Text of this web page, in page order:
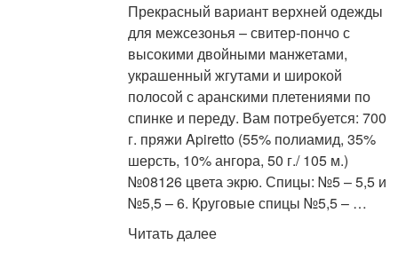
Прекрасный вариант верхней одежды
для межсезонья – свитер-пончо с
высокими двойными манжетами,
украшенный жгутами и широкой
полосой с аранскими плетениями по
спинке и переду. Вам потребуется: 700
г. пряжи Apiretto (55% полиамид, 35%
шерсть, 10% ангора, 50 г./ 105 м.)
№08126 цвета экрю. Спицы: №5 – 5,5 и
№5,5 – 6. Круговые спицы №5,5 – …
Читать далее